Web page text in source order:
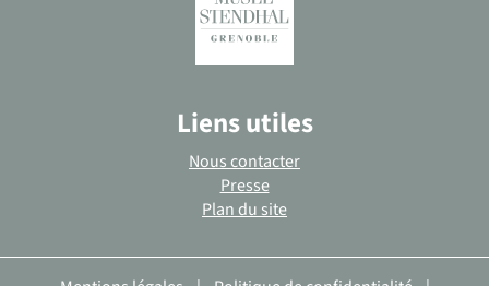
Liens utiles
Nous contacter
Presse
Plan du site